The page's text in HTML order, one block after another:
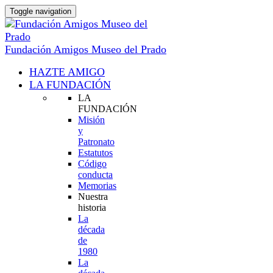
Toggle navigation
Fundación Amigos Museo del Prado
HAZTE AMIGO
LA FUNDACIÓN
LA
FUNDACIÓN
Misión
y
Patronato
Estatutos
Código
conducta
Memorias
Nuestra
historia
La
década
de
1980
La